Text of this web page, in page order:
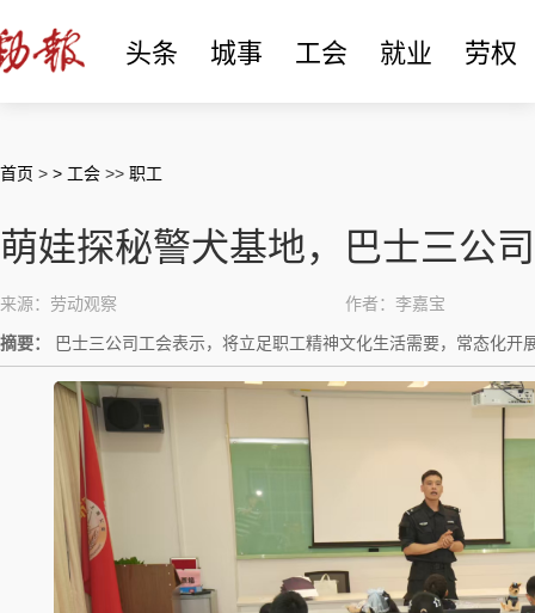
头条 城事 工会 就业 劳权
首页 > > 工会 >> 职工
萌娃探秘警犬基地，巴士三公
来源：劳动观察 作者：李嘉宝
摘要： 巴士三公司工会表示，将立足职工精神文化生活需要，常态化